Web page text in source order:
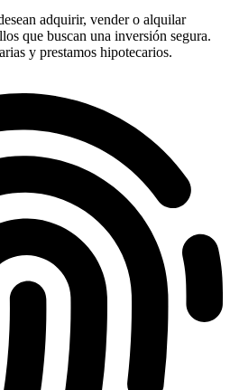
adquirir, vender o alquilar
que buscan una inversión segura.
y prestamos hipotecarios.